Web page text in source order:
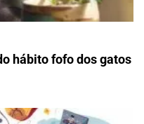
hábito fofo dos gatos